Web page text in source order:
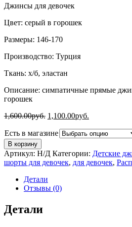
Джинсы для девочек
Цвет: серый в горошек
Размеры: 146-170
Производство: Турция
Ткань: х/б, эластан
Описание: симпатичные прямые
горошек
1,600.00руб. 1,100.00руб.
Есть в магазине
В корзину
Артикул: Н/Д Категории: Детские
шорты для девочек, для девочек,
Детали
Отзывы (0)
Детали